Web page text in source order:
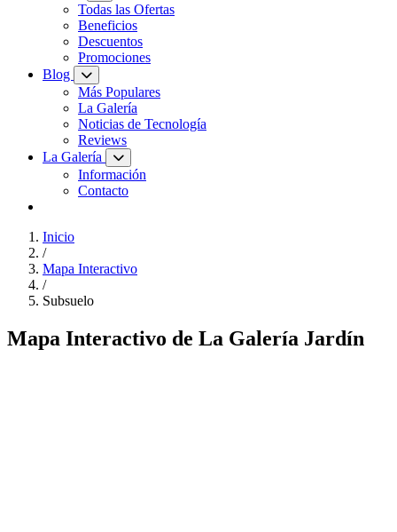
Todas las Ofertas
Beneficios
Descuentos
Promociones
Blog
Más Populares
La Galería
Noticias de Tecnología
Reviews
La Galería
Información
Contacto
Inicio
/
Mapa Interactivo
/
Subsuelo
Mapa Interactivo de La Galería Jardín